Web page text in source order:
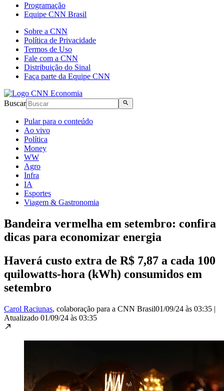
Programação
Equipe CNN Brasil
Sobre a CNN
Política de Privacidade
Termos de Uso
Fale com a CNN
Distribuição do Sinal
Faça parte da Equipe CNN
Buscar
Pular para o conteúdo
Ao vivo
Política
Money
WW
Agro
Infra
IA
Esportes
Viagem & Gastronomia
Bandeira vermelha em setembro: confira
dicas para economizar energia
Haverá custo extra de R$ 7,87 a cada 100
quilowatts-hora (kWh) consumidos em
setembro
Carol Raciunas, colaboração para a CNN Brasil01/09/24 às 03:35 |
Atualizado 01/09/24 às 03:35